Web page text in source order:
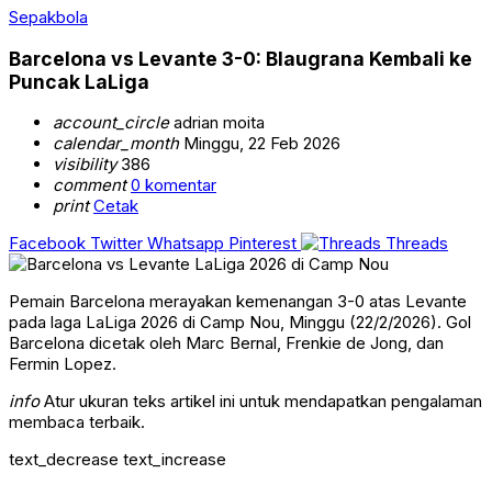
Sepakbola
Barcelona vs Levante 3-0: Blaugrana Kembali ke
Puncak LaLiga
account_circleadrian moita
calendar_monthMinggu, 22 Feb 2026
visibility386
comment 0 komentar
print Cetak
Facebook Twitter Whatsapp Pinterest Threads
Pemain Barcelona merayakan kemenangan 3-0 atas Levante
pada laga LaLiga 2026 di Camp Nou, Minggu (22/2/2026). Gol
Barcelona dicetak oleh Marc Bernal, Frenkie de Jong, dan
Fermin Lopez.
infoAtur ukuran teks artikel ini untuk mendapatkan pengalaman
membaca terbaik.
text_decrease text_increase